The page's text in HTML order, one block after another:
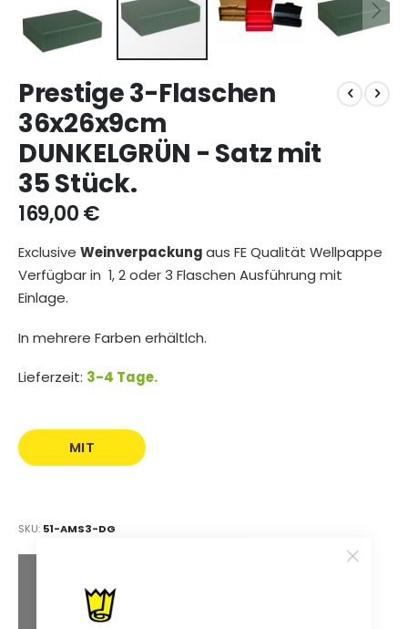
Anfang
der
Bildgalerie
springen
Prestige 3-Flaschen
36x26x9cm
DUNKELGRÜN - Satz mit
35 Stück.
169,00 €
Exclusive Weinverpackungaus FE Qualität Wellpappe
Verfügbar in 1, 2 oder 3 Flaschen Ausführung mit
Einlage.
In mehrere Farben erhältlch.
Lieferzeit: 3-4 Tage.
MIT
SKU 51-AMS3-DG
Extra Mengenrabatt
Kauf 2 für160,55 €